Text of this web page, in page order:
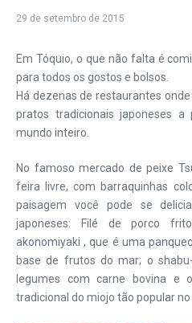
29 de setembro de 2015
Em Tóquio, o que não falta é
para todos os gostos e bolsos.
Há dezenas de restaurantes
pratos tradicionais japoneses a
mundo inteiro.
No famoso mercado de peixe
feira livre, com barraquinhas
paisagem você pode se
japoneses: Filé de porco
akonomiyaki , que é uma
base de frutos do mar; o
legumes com carne bovina e
tradicional do miojo tão popular no